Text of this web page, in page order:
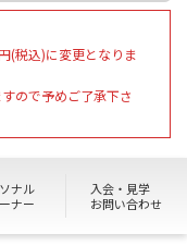
(税込)に変更となりま
ので予めご了承下さ
ナル
ナー
入会・見学
お問い合わせ